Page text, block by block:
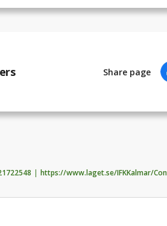
Share page
https://www.laget.se/IFKKalmar/